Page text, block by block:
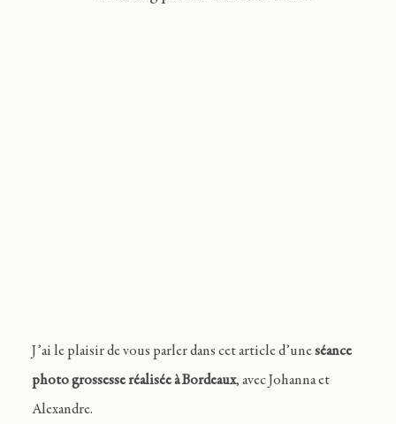
J’ai le plaisir de vous parler dans cet article d’uneséance
photo grossesse réalisée à Bordeaux, avec Johanna et
Alexandre.